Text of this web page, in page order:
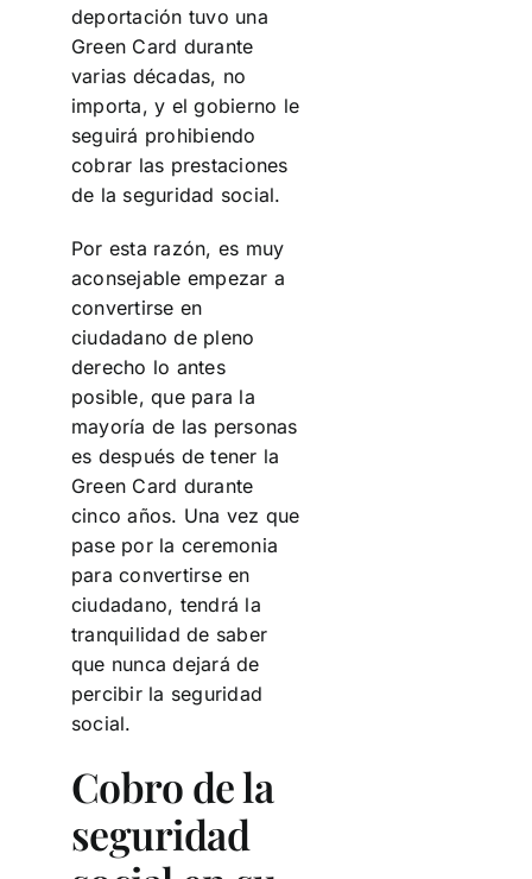
deportación tuvo una
Green Card durante
varias décadas, no
importa, y el gobierno le
seguirá prohibiendo
cobrar las prestaciones
de la seguridad social.
Por esta razón, es muy
aconsejable empezar a
convertirse en
ciudadano de pleno
derecho lo antes
posible, que para la
mayoría de las personas
es después de tener la
Green Card durante
cinco años. Una vez que
pase por la ceremonia
para convertirse en
ciudadano, tendrá la
tranquilidad de saber
que nunca dejará de
percibir la seguridad
social.
Cobro de la
seguridad